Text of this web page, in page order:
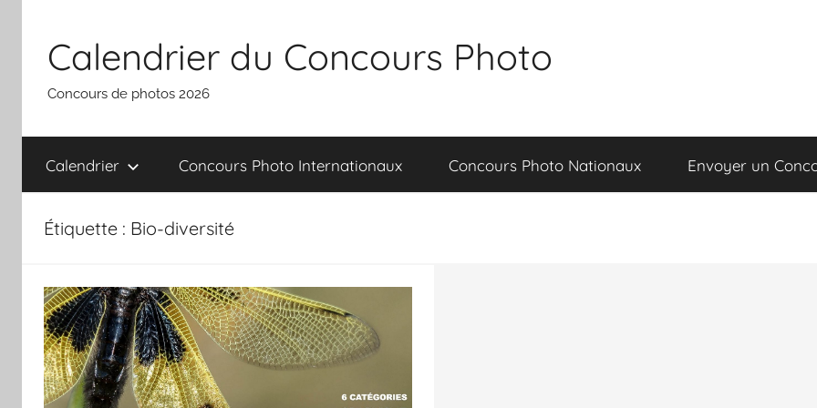
contenu
Calendrier du Concours Photo
Concours de photos 2026
Calendrier Concours Photo Internationaux Concours Photo Nationaux Envoyer un
Étiquette : Bio-diversité